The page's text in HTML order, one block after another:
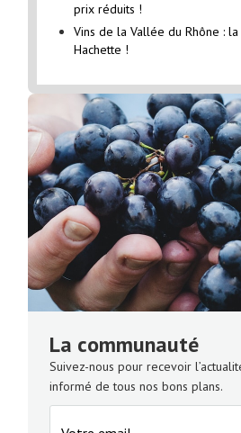
prix réduits !
Vins de la Vallée du Rhône :
Hachette !
La communauté
Suivez-nous pour recevoir
informé de tous nos bons plans.